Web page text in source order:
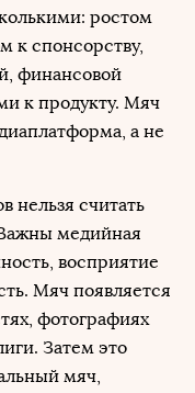
ростом
к спонсорству,
финансовой
к продукту. Мяч
а не
нельзя считать
медийная
восприятие
Мяч появляется
фотографиях
Затем это
мяч,